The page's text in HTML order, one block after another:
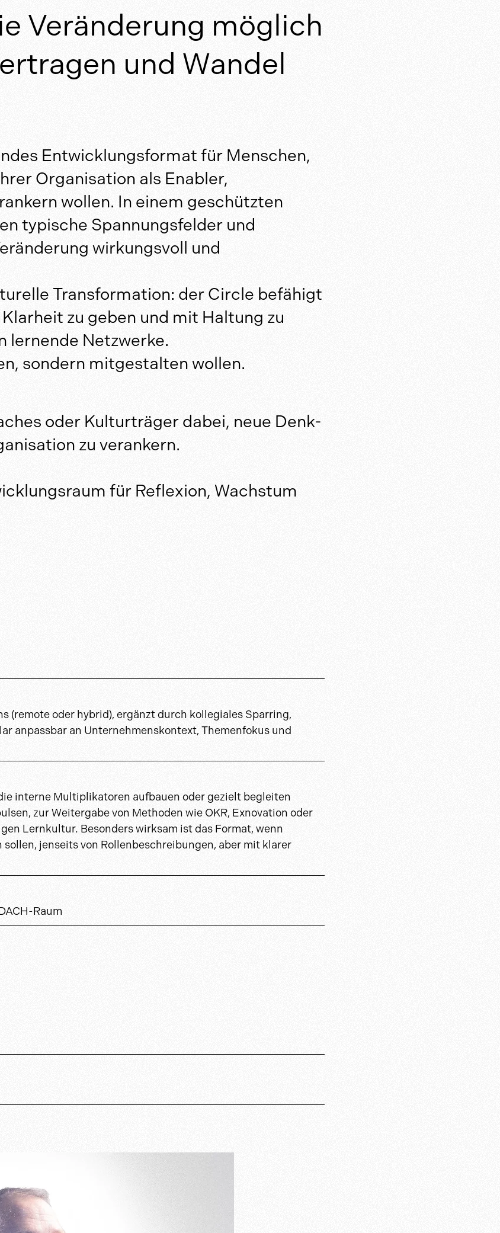
Veränderung möglich
und Wandel
Entwicklungsformat für Menschen,
Organisation als Enabler,
wollen. In einem geschützten
typische Spannungsfelder und
wirkungsvoll und
Transformation: der Circle befähigt
zu geben und mit Haltung zu
lernende Netzwerke.
sondern mitgestalten wollen.
oder Kulturträger dabei, neue Denk-
zu verankern.
für Reflexion, Wachstum
(remote oder hybrid), ergänzt durch kollegiales Sparring,
anpassbar an Unternehmenskontext, Themenfokus und
interne Multiplikatoren aufbauen oder gezielt begleiten
zur Weitergabe von Methoden wie OKR, Exnovation oder
Lernkultur. Besonders wirksam ist das Format, wenn
jenseits von Rollenbeschreibungen, aber mit klarer
Raum